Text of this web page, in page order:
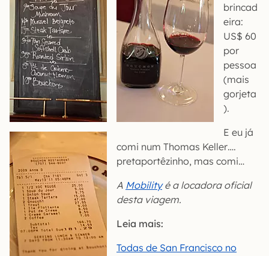
brincad
eira:
US$ 60
por
pessoa
(mais
gorjeta
).
E eu já
comi num Thomas Keller….
pretaportêzinho, mas comi…
A Mobilityé a locadora oficial
desta viagem.
Leia mais:
Todas de San Francisco no